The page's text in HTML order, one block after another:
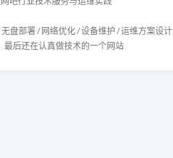
盘部署 / 网络优化 / 设备维护 / 运维方案设
最后还在认真做技术的一个网站